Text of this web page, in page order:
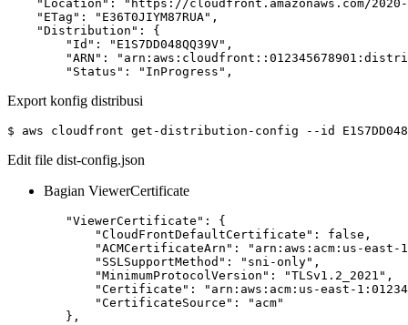
        "Status": "InProgress",
Export konfig distribusi
$ aws cloudfront get-distribution-config --id
Edit file dist-config.json
Bagian ViewerCertificate
"ViewerCertificate" :
{
"CloudFrontDefaultCertificate" : false ,
"ACMCertificateArn" :
"arn:aws:acm:us-east-
"SSLSupportMethod" : "sni-only" ,
"MinimumProtocolVersion" : "TLSv1.2_2021" ,
"Certificate" :
"arn:aws:acm:us-east-
"CertificateSource" :
"acm"
} ,